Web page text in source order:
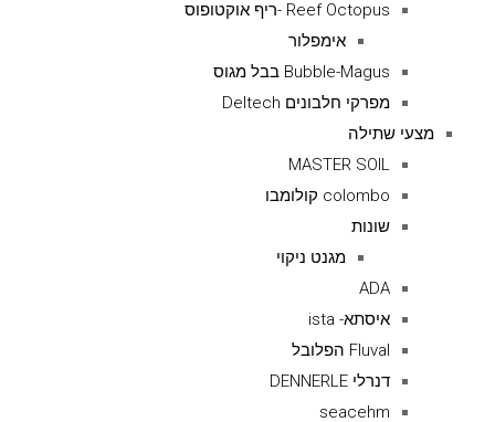
Reef Octopus -ריף אוקטופוס
אימפלור
Bubble-Magus בבל מגוס
מפרקי חלבונים Deltech
מצעי שתילה
MASTER SOIL
colombo קולומבו
שונות
מגנט ניקוי
ADA
איסתא- ista
Fluval הפלובל
דנרלי DENNERLE
seacehm